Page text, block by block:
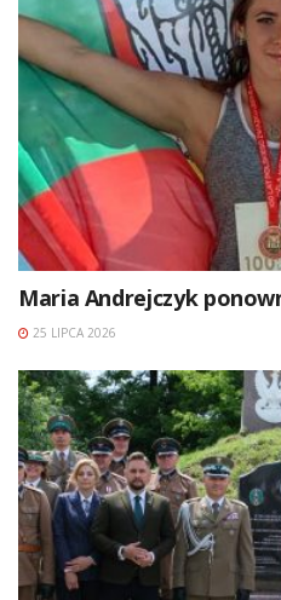
Maria Andrejczyk
25 LIPCA 2026